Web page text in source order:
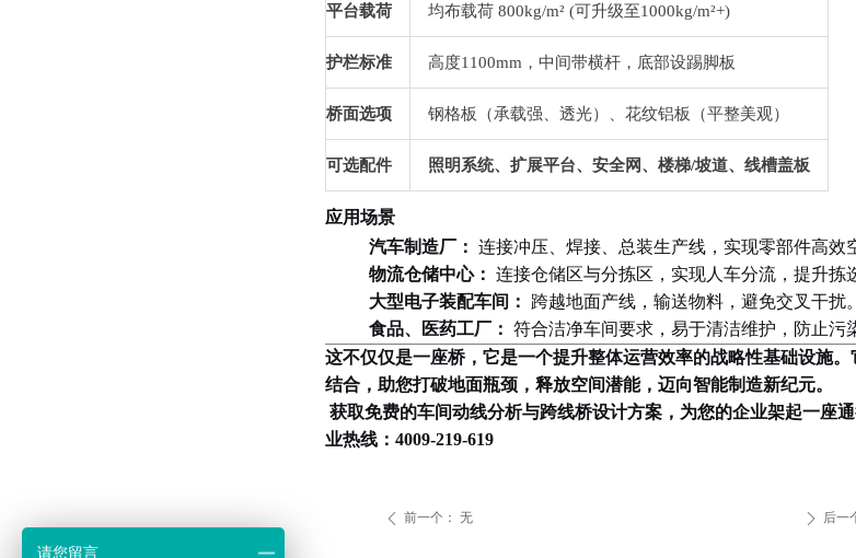
平台载荷 均布载荷 800kg/m² (可升级至1000kg/m²+)
护栏标准 高度1100mm ，中间带横杆，底部设踢脚板
桥面选项 钢格板（承载强、透光）、花纹铝板（平整美观）
可选配件 照明系统、扩展平台、安全网、楼梯/坡道、线槽盖板
应用场景
汽车制造厂： 连接冲压、焊接、总装生产线，实现零部件高效
物流仓储中心： 连接仓储区与分拣区，实现人车分流，提升拣
大型电子装配车间：
跨越地面产线，输送物料，避免交叉干扰。
食品、医药工厂： 符合洁净车间要求，易于清洁维护，防止污
这不仅仅是一座桥，它是一个提升整体运营效率的战略性基础设施
结合，助您打破地面瓶颈，释放空间潜能，迈向智能制造新纪元。
获取免费的车间动线分析与跨线桥设计方案，为您的企业架起一座
业热线： 4009-219-619
ꄴ 前一个： 无 ꄲ 后一
请您留言